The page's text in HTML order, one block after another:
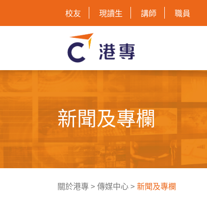
校友 現讀生 講師 職員
新聞及專欄
關於港專>傳媒中心>新聞及專欄